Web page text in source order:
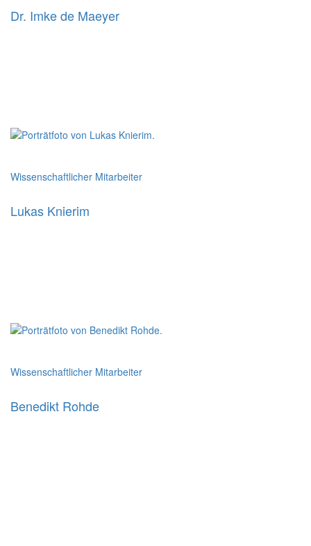
Dr. Imke de Maeyer
Wissenschaftlicher Mitarbeiter
Lukas Knierim
Wissenschaftlicher Mitarbeiter
Benedikt Rohde